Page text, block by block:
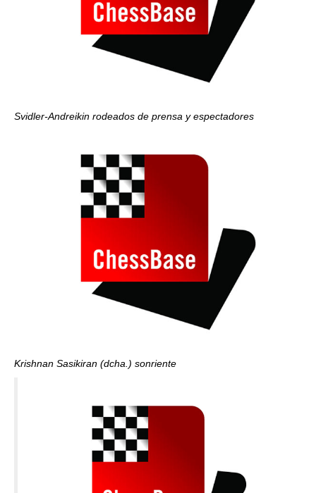
Svidler-Andreikin rodeados de prensa y espectadores
Krishnan Sasikiran (dcha.) sonriente